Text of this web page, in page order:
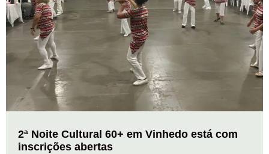
2ª Noite Cultural 60+ em Vinhedo está com
inscrições abertas